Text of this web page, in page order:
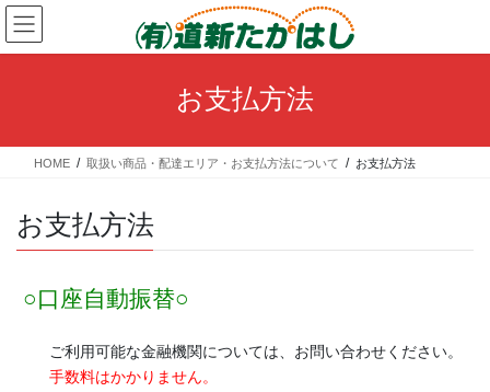
コ
ン
テ
ス
ナ
ビ
ゲ
ン
お支払方法
HOME 取扱い商品・配達エリア・お支払方法について お支払方法
お支払方法
○口座自動振替○
ご利用可能な金融機関については、お問い合わせください。
手数料はかかりません。